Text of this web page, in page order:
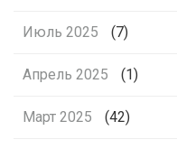
Июль 2025 (7)
Апрель 2025 (1)
Март 2025 (42)